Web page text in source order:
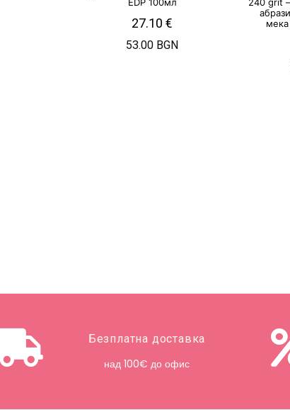
27.10€
53.00 BGN
Безплатна доставка
над 100€ до офис